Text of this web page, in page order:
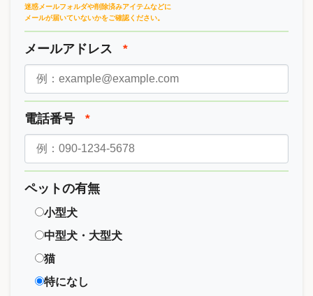
迷惑メールフォルダや削除済みアイテムなどに
メールが届いていないかをご確認ください。
メールアドレス *
電話番号 *
ペットの有無
小型犬
中型犬・大型犬
猫
特になし